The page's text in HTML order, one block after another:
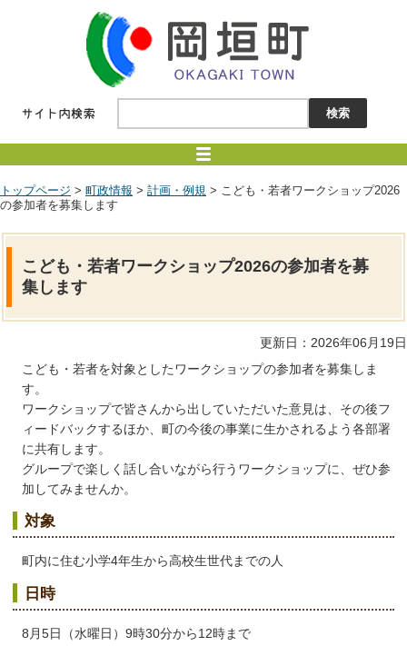
トップページ > 町政情報 > 計画・例規 > こども・若者ワークショップ2026
の参加者を募集します
こども・若者ワークショップ2026の参加者を募
集します
更新日：2026年06月19日
こども・若者を対象としたワークショップの参加者を募集しま
す。
ワークショップで皆さんから出していただいた意見は、その後フ
ィードバックするほか、町の今後の事業に生かされるよう各部署
に共有します。
グループで楽しく話し合いながら行うワークショップに、ぜひ参
加してみませんか。
対象
町内に住む小学4年生から高校生世代までの人
日時
8月5日（水曜日）9時30分から12時まで